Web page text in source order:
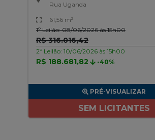
Rua Uganda
61,56 m²
1º Leilão: 08/06/2026 às 15h00
R$ 316.016,42
2º Leilão: 10/06/2026 às 15h00
R$ 188.681,82 -40%
PRÉ-VISUALIZAR
SEM LICITANTES